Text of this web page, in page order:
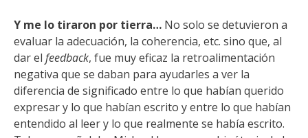
Y me lo tiraron por tierra… No solo se detuvieron a
evaluar la adecuación, la coherencia, etc. sino que, al
dar el feedback, fue muy eficaz la retroalimentación
negativa que se daban para ayudarles a ver la
diferencia de significado entre lo que habían querido
expresar y lo que habían escrito y entre lo que habían
entendido al leer y lo que realmente se había escrito.